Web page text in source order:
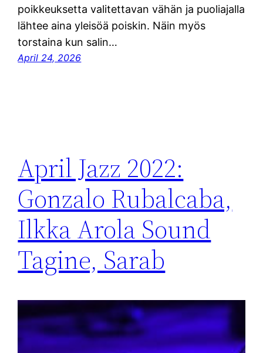
poikkeuksetta valitettavan vähän ja puoliajalla
lähtee aina yleisöä poiskin. Näin myös
torstaina kun salin…
April 24, 2026
April Jazz 2022:
Gonzalo Rubalcaba,
Ilkka Arola Sound
Tagine, Sarab